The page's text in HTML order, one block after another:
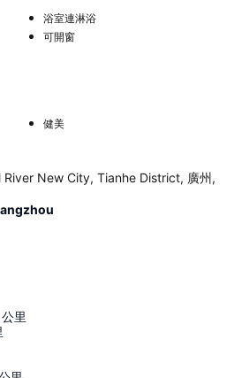
浴室連淋浴
可開窗
健美
New City, Tianhe District, 廣州,
公里